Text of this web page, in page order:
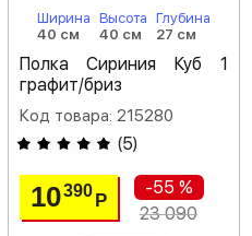
Ширина
40 см
Высота
40 см
Глубина
27 см
Полка Сириния Куб 1
графит/бриз
Код товара: 215280
(5)
10390 Р
-55 %
23 090